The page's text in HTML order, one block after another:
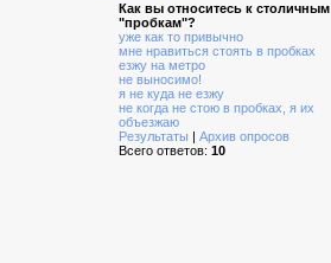
Как вы относитесь к столичным
"пробкам"?
уже как то привычно
мне нравиться стоять в пробках
езжу на метро
не выносимо!
я не куда не езжу
не когда не стою в пробках, я их
объезжаю
Результаты | Архив опросов
Всего ответов: 10